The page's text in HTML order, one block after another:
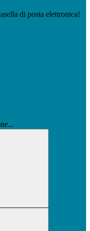
di posta elettronica!